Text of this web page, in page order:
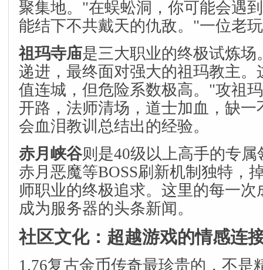
聚集地。"在蜈蚣洞，你可能会遇
能结下不共戴天的仇敌。"一位老
祖玛寺庙是三大职业的终极试炼场
递进，最终面对强大的祖玛教主。
值连城，但危险系数极高。"攻祖
开路，法师清场，道士加血，缺
会血泪教训总结出的经验。
赤月峡谷则是40级以上高手的专
赤月恶魔等BOSS刷新机制独特，
师职业的终极追求。这里的每一
成为服务器的头条新闻。
社区文化：超越游戏的情感连
1.76复古金币传奇最珍贵的，不是